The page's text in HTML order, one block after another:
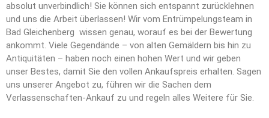
absolut unverbindlich! Sie können sich entspannt zurücklehnen
und uns die Arbeit überlassen! Wir vom Entrümpelungsteam in
Bad Gleichenberg wissen genau, worauf es bei der Bewertung
ankommt. Viele Gegendände – von alten Gemäldern bis hin zu
Antiquitäten – haben noch einen hohen Wert und wir geben
unser Bestes, damit Sie den vollen Ankaufspreis erhalten. Sagen
uns unserer Angebot zu, führen wir die Sachen dem
Verlassenschaften-Ankauf zu und regeln alles Weitere für Sie.